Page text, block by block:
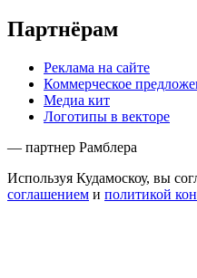
Партнёрам
Реклама на сайте
Коммерческое
Медиа кит
Логотипы в векторе
— партнер Рамблера
Используя Кудамоскоу, вы
соглашением и политикой